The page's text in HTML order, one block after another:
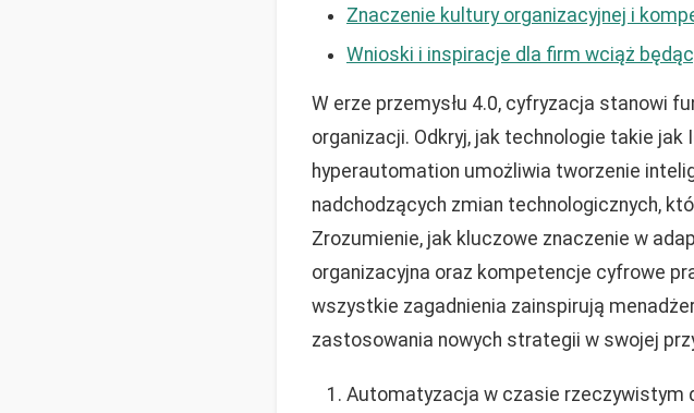
Znaczenie kultury organizacyjnej i
Wnioski i inspiracje dla firm wciąż
W erze przemysłu 4.0, cyfryzacja stanowi
organizacji. Odkryj, jak technologie takie jak
hyperautomation umożliwia tworzenie
nadchodzących zmian technologicznych,
Zrozumienie, jak kluczowe znaczenie w
organizacyjna oraz kompetencje cyfrowe
wszystkie zagadnienia zainspirują
zastosowania nowych strategii w swojej
Automatyzacja w czasie rzeczywistym